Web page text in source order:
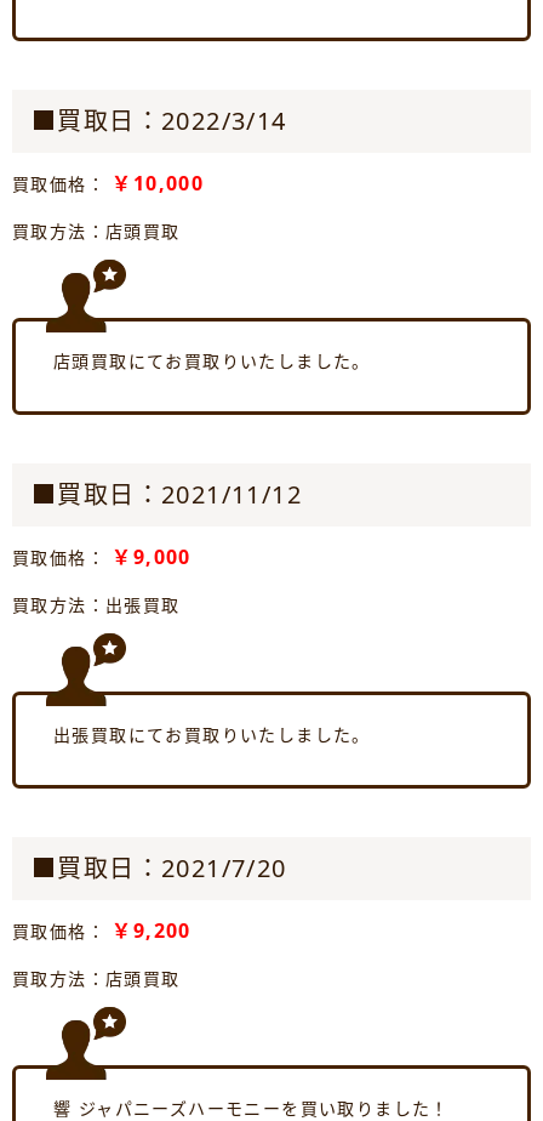
■買取日：2022/3/14
買取価格： ￥10,000
買取方法：店頭買取
店頭買取にてお買取りいたしました。
■買取日：2021/11/12
買取価格： ￥9,000
買取方法：出張買取
出張買取にてお買取りいたしました。
■買取日：2021/7/20
買取価格： ￥9,200
買取方法：店頭買取
響 ジャパニーズハーモニーを買い取りました！